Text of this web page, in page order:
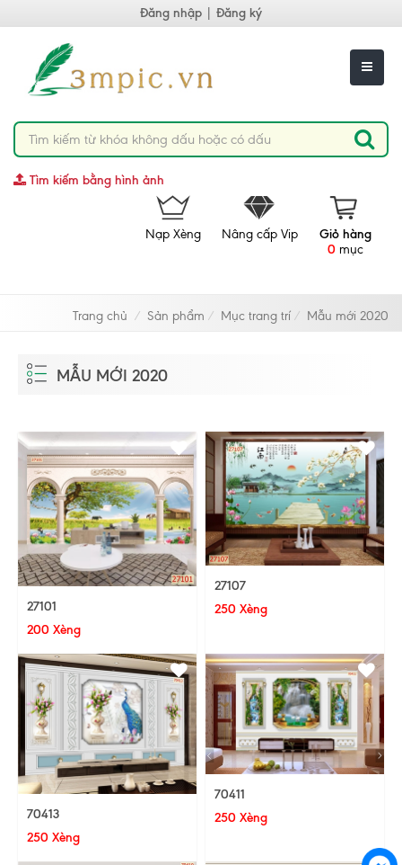
Đăng nhập Đăng ký
Tìm kiếm bằng hình ảnh
Giỏ hàng
0 mục
Nâng cấp Vip
Nạp Xèng
Trang chủ Sản phẩm Mục trang trí Mẫu mới 2020
MẪU MỚI 2020
27101
200 Xèng
27107
250 Xèng
70413
250 Xèng
70411
250 Xèng